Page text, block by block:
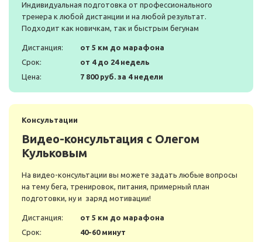
Индивидуальная подготовка от профессионального
тренера к любой дистанции и на любой результат.
Подходит как новичкам, так и быстрым бегунам
Дистанция:
от 5 км до марафона
Срок:
от 4 до 24 недель
Цена:
7 800 руб. за 4 недели
Консультации
Видео-консультация с Олегом
Кульковым
На видео-консультации вы можете задать любые вопросы
на тему бега, тренировок, питания, примерный план
подготовки, ну и заряд мотивации!
Дистанция:
от 5 км до марафона
Срок:
40-60 минут